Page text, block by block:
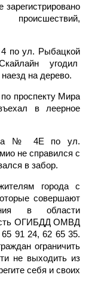
по ул. Рыбацкой
угодил
на дерево.
проспекту Мира
в леерное
№ 4Е по ул.
не справился с
в забор.
города с
совершают
в области
ОГИБДД ОМВД
91 24, 62 65 35.
ограничить
не выходить из
себя и своих